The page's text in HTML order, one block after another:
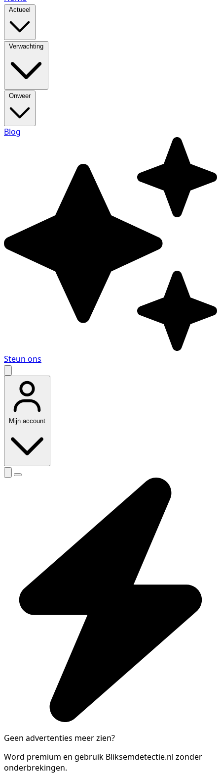
Actueel
Verwachting
Onweer
Blog
Steun ons
Mijn account
Geen advertenties meer zien?
Word premium en gebruik Bliksemdetectie.nl zonder
onderbrekingen.